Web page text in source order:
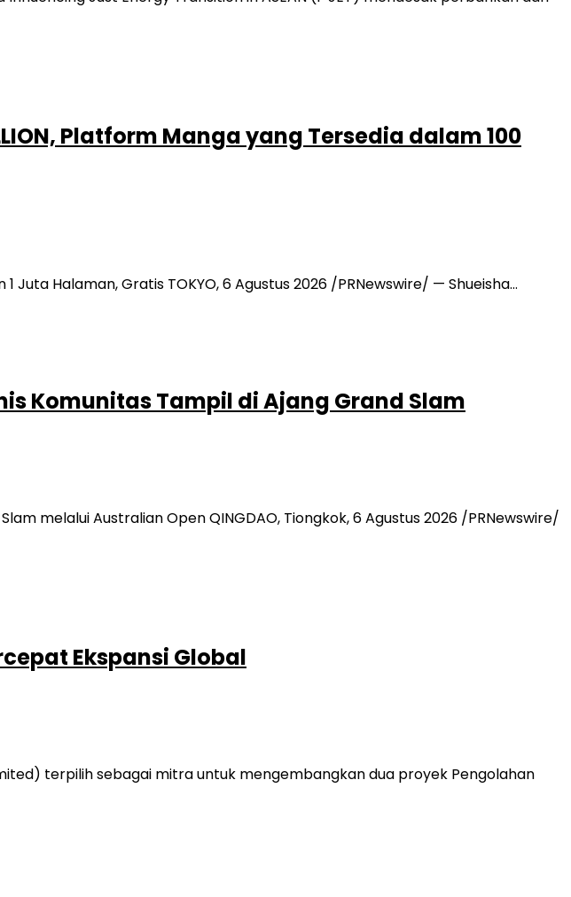
Platform Manga yang Tersedia dalam 100
Juta Halaman, Gratis TOKYO, 6 Agustus 2026 /PRNewswire/ — Shueisha…
Komunitas Tampil di Ajang Grand Slam
melalui Australian Open QINGDAO, Tiongkok, 6 Agustus 2026 /PRNewswire/
Ekspansi Global
terpilih sebagai mitra untuk mengembangkan dua proyek Pengolahan